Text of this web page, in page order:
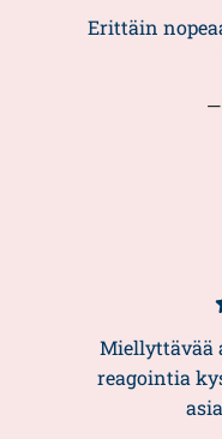
Erittäin
Miellyttävää
reagointia